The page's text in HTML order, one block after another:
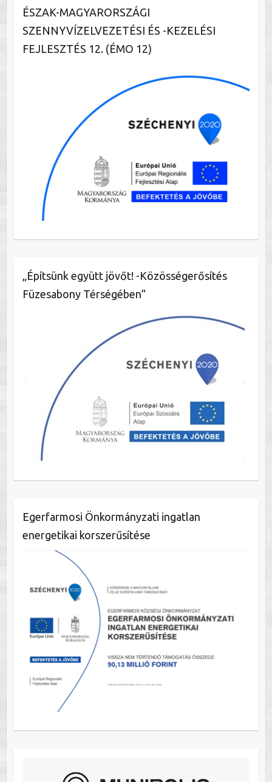
ÉSZAK-MAGYARORSZÁGI
SZENNYVÍZELVEZETÉSI ÉS -KEZELÉSI
FEJLESZTÉS 12. (ÉMO 12)
„Építsünk együtt jövőt! -Közösségerősítés
Füzesabony Térségében”
Egerfarmosi Önkormányzati ingatlan
energetikai korszerűsítése